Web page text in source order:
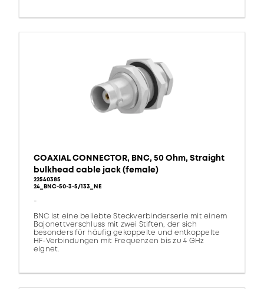
COAXIAL CONNECTOR, BNC, 50 Ohm, Straight
bulkhead cable jack (female)
22540385
24_BNC-50-3-5/133_NE
-
BNC ist eine beliebte Steckverbinderserie mit einem
Bajonettverschluss mit zwei Stiften, der sich
besonders für häufig gekoppelte und entkoppelte
HF-Verbindungen mit Frequenzen bis zu 4 GHz
eignet.